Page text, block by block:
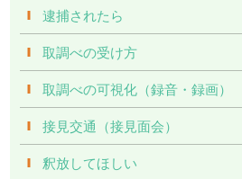
逮捕されたら
取調べの受け方
取調べの可視化（録音・録画）
接見交通（接見面会）
釈放してほしい